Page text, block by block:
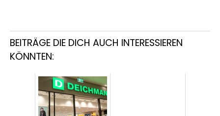
BEITRÄGE DIE DICH AUCH INTERESSIEREN
KÖNNTEN: